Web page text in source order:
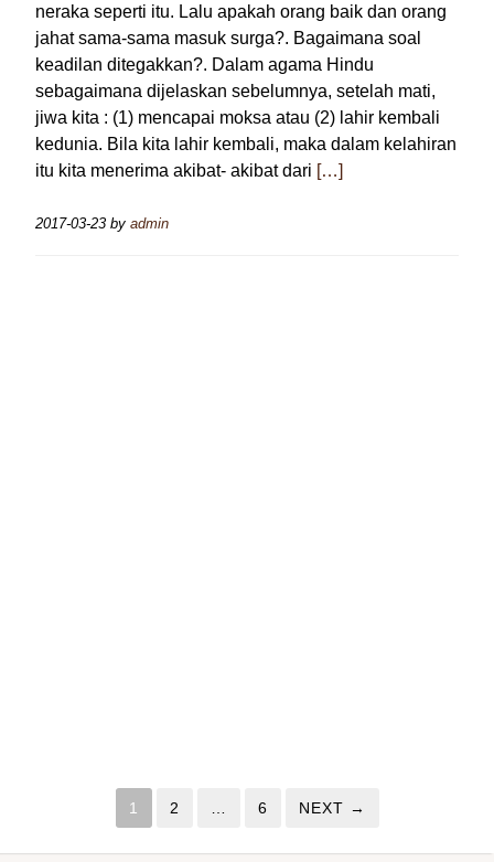
neraka seperti itu. Lalu apakah orang baik dan orang
jahat sama-sama masuk surga?. Bagaimana soal
keadilan ditegakkan?. Dalam agama Hindu
sebagaimana dijelaskan sebelumnya, setelah mati,
jiwa kita : (1) mencapai moksa atau (2) lahir kembali
kedunia. Bila kita lahir kembali, maka dalam kelahiran
itu kita menerima akibat- akibat dari […]
2017-03-23 by admin
1 2 6 NEXT →